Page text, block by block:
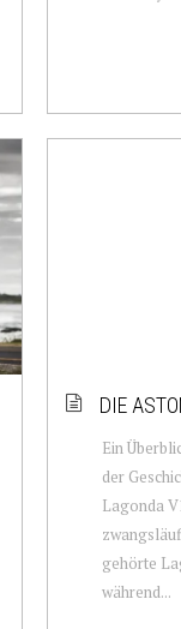
DIE
Ein
der
Lagonda
gehörte
während...